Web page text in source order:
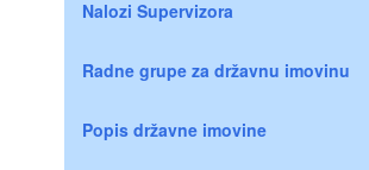
Nalozi Supervizora
Radne grupe za državnu imovinu
Popis državne imovine